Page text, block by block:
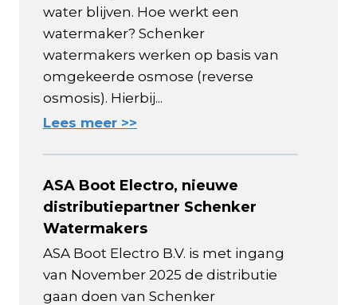
water blijven. Hoe werkt een
watermaker? Schenker
watermakers werken op basis van
omgekeerde osmose (reverse
osmosis). Hierbij...
Lees meer >>
ASA Boot Electro, nieuwe
distributiepartner Schenker
Watermakers
ASA Boot Electro B.V. is met ingang
van November 2025 de distributie
gaan doen van Schenker